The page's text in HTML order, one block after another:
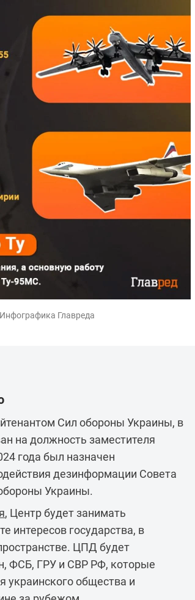
Главреда
Сил обороны Украины, в
на должность заместителя
года был назначен
дезинформации Совета
Украины.
, Центр будет занимать
интересов государства, в
ЦПД будет
ФСБ, ГРУ и СВР РФ, которые
украинского общества и